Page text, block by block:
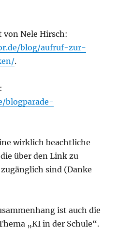
Nele Hirsch:
blog/aufruf-zur-
.
blogparade-
wirklich beachtliche
über den Link zu
sind (Danke
ist auch die
„KI in der Schule“.